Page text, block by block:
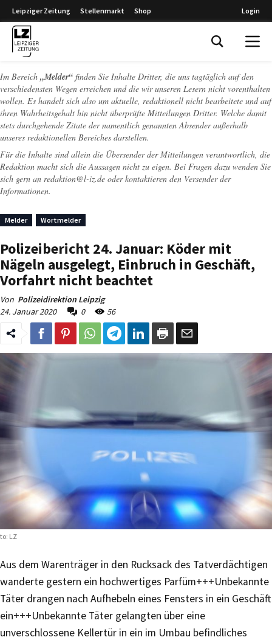
Leipziger Zeitung Stellenmarkt Shop Login
Im Bereich „Melder“ finden Sie Inhalte Dritter, die uns tagtäglich auf den
verschiedensten Wegen erreichen und die wir unseren Lesern nicht vorenthalten
wollen. Es handelt sich also um aktuelle, redaktionell nicht bearbeitete und auf
ihren Wahrheitsgehalt hin nicht überprüfte Mitteilungen Dritter. Welche damit
stets durchgehende Zitate der namentlich genannten Absender außerhalb
unseres redaktionellen Bereiches darstellen.
Für die Inhalte sind allein die Übersender der Mitteilungen verantwortlich, die
Redaktion macht sich die Aussagen nicht zu eigen. Bei Fragen dazu wenden Sie
sich gern an redaktion@l-iz.de oder kontaktieren den Versender der
Informationen.
Melder Wortmelder
Polizeibericht 24. Januar: Köder mit
Nägeln ausgelegt, Einbruch in Geschäft,
Vorfahrt nicht beachtet
Von Polizeidirektion Leipzig
24. Januar 2020
0 56
LZ
Aus dem Warenträger in den Rucksack des Tatverdächtigen
wanderte gestern ein hochwertiges Parfüm+++Unbekannte
Täter drangen nach Aufhebeln eines Fensters in ein Geschäft
ein+++Unbekannte Täter gelangten über eine
unverschlossene Kellertür in ein im Umbau befindliches